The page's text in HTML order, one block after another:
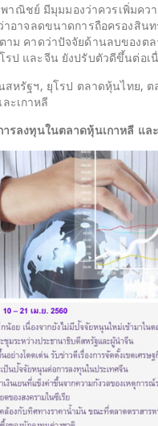
ชย์ มีมุมมองว่าควรเพิ่มควา
อาจลดขนาดการถือครองสิน
าม คาดว่าปัจจัยด้านลบของต
รป และจีน ยังปรับตัวดีขึ้นต่อ
ฐฯ, ยุโรป ตลาดหุ้นไทย, ต
ะเกาหลี
รลงทุนในตลาดหุ้นเกาหลี แล